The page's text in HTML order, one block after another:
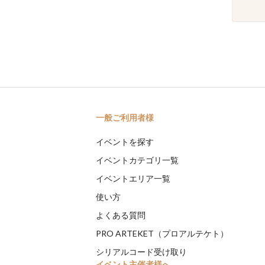
一般ご利用者様
イベントを探す
イベントカテゴリ一覧
イベントエリア一覧
使い方
よくある質問
PRO ARTEKET（プロアルテケト）
シリアルコード受け取り